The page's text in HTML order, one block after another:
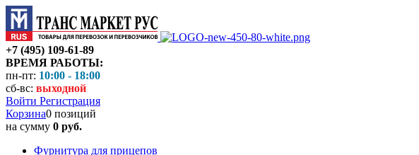
+7 (495) 109-61-89
ВРЕМЯ РАБОТЫ:
пн-пт: 10:00 - 18:00
сб-вс: выходной
Войти Регистрация
Корзина0 позиций
на сумму 0 руб.
Фурнитура для прицепов